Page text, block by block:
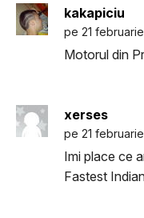
kakapiciu
pe 21 februarie
Motorul din
xerses
pe 21 februarie
Imi place ce
Fastest